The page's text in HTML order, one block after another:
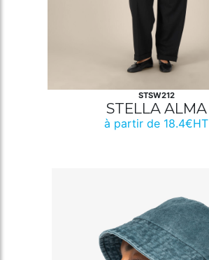
STSW212
STELLA ALMA
à partir de 18.4€HT